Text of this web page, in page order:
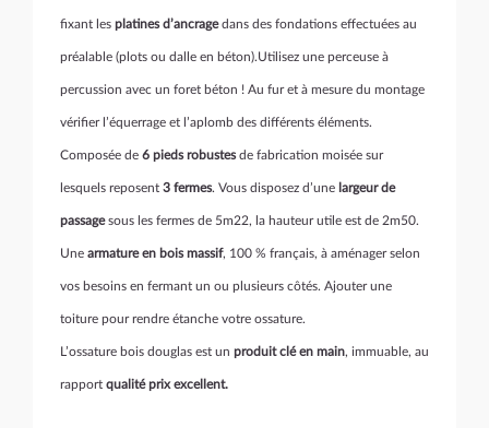
fixant les platines d’ancragedans des fondations effectuées au
préalable (plots ou dalle en béton).Utilisez une perceuse à
percussion avec un foret béton ! Au fur et à mesure du montage
vérifier l’équerrage et l’aplomb des différents éléments.
Composée de 6 pieds robustesde fabrication moisée sur
lesquels reposent 3 fermes. Vous disposez d’une largeur de
passagesous les fermes de 5m22, la hauteur utile est de 2m50.
Une armature en bois massif, 100 % français, à aménager selon
vos besoins en fermant un ou plusieurs côtés. Ajouter une
toiture pour rendre étanche votre ossature.
L’ossature bois douglas est un produit clé en main, immuable, au
rapport qualité prix excellent.